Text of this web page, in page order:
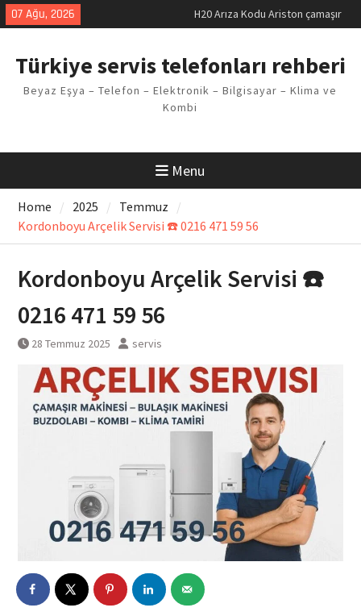
Skip
to
07 Ağu, 2026
LG kombi E2 Arızası Çözümü
Arçelik buzdolabı F5 Hatası
Vaillant çamaşır makinesi E03
Arıza Kodu
Ferroli klima E3 Arızası Çözümü
Türkiye servis telefonları rehberi
Beyaz Eşya – Telefon – Elektronik – Bilgisayar – Klima ve
Kombi
Menu
Home 2025
Temmuz
Kordonboyu Arçelik Servisi ☎️ 0216 471 59 56
Kordonboyu Arçelik Servisi ☎️
0216 471 59 56
28 Temmuz 2025 servis